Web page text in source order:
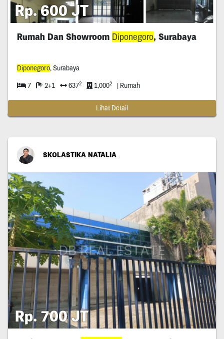
Rp. 600 JT
Rumah Dan Showroom Diponegoro, Surabaya
Diponegoro, Surabaya
7 2+1 6372 1,0002 | Rumah
Lihat Detail
SKOLASTIKA NATALIA
Rp. 700 JT